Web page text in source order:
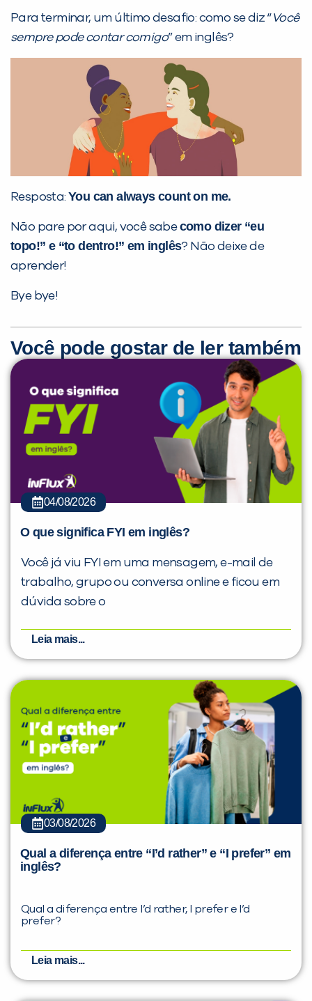
Para terminar, um último desafio: como se diz “Você
sempre pode contar comigo” em inglês?
Resposta: You can always count on me.
Não pare por aqui, você sabecomo dizer “eu
topo!” e “to dentro!” em inglês? Não deixe de
aprender!
Bye bye!
Você pode gostar de ler também
04/08/2026
O que significa FYI em inglês?
Você já viu FYI em uma mensagem, e-mail de
trabalho, grupo ou conversa online e ficou em
dúvida sobre o
Leia mais...
03/08/2026
Qual a diferença entre “I’d rather” e “I prefer” em
inglês?
Qual a diferença entre I’d rather, I prefer e I’d
prefer?
Leia mais...